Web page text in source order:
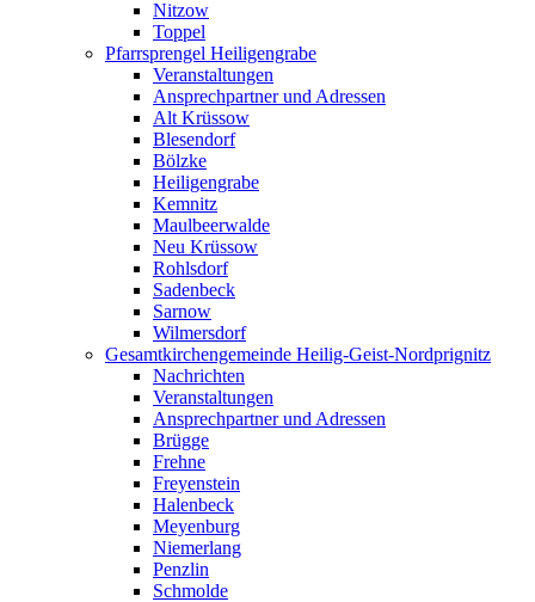
Nitzow
Toppel
Pfarrsprengel Heiligengrabe
Veranstaltungen
Ansprechpartner und Adressen
Alt Krüssow
Blesendorf
Bölzke
Heiligengrabe
Kemnitz
Maulbeerwalde
Neu Krüssow
Rohlsdorf
Sadenbeck
Sarnow
Wilmersdorf
Gesamtkirchengemeinde Heilig-Geist-Nordprignitz
Nachrichten
Veranstaltungen
Ansprechpartner und Adressen
Brügge
Frehne
Freyenstein
Halenbeck
Meyenburg
Niemerlang
Penzlin
Schmolde